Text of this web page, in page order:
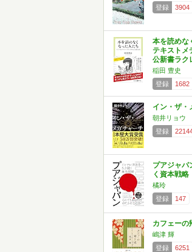
登録
3904
本を読めな
テキストメ
公新書ラク
稲田 豊史
登録
1682
イン・ザ・
朝井リョウ
登録
プアジャ
く資本戦略
橘玲
登録
147
カフェーの
嶋津 輝
登録
6251